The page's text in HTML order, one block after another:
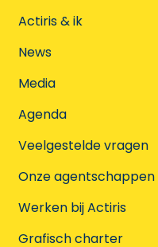
Actiris & ik
News
Media
Agenda
Veelgestelde vragen
Onze agentschappen
Werken bij Actiris
Grafisch charter